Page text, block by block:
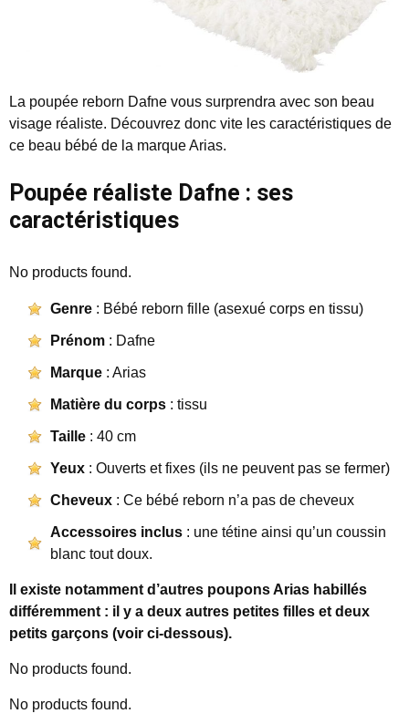
La poupée reborn Dafne vous surprendra avec son beau
visage réaliste. Découvrez donc vite les caractéristiques de
ce beau bébé de la marque Arias.
Poupée réaliste Dafne : ses
caractéristiques
No products found.
Genre : Bébé reborn fille (asexué corps en tissu)
Prénom : Dafne
Marque : Arias
Matière du corps : tissu
Taille : 40 cm
Yeux : Ouverts et fixes (ils ne peuvent pas se fermer)
Cheveux : Ce bébé reborn n’a pas de cheveux
Accessoires inclus : une tétine ainsi qu’un coussin
blanc tout doux.
Il existe notamment d’autres poupons Arias habillés
différemment : il y a deux autres petites filles et deux
petits garçons (voir ci-dessous).
No products found.
No products found.